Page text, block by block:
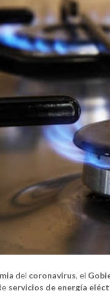
del coronavirus, el
servicios de energía